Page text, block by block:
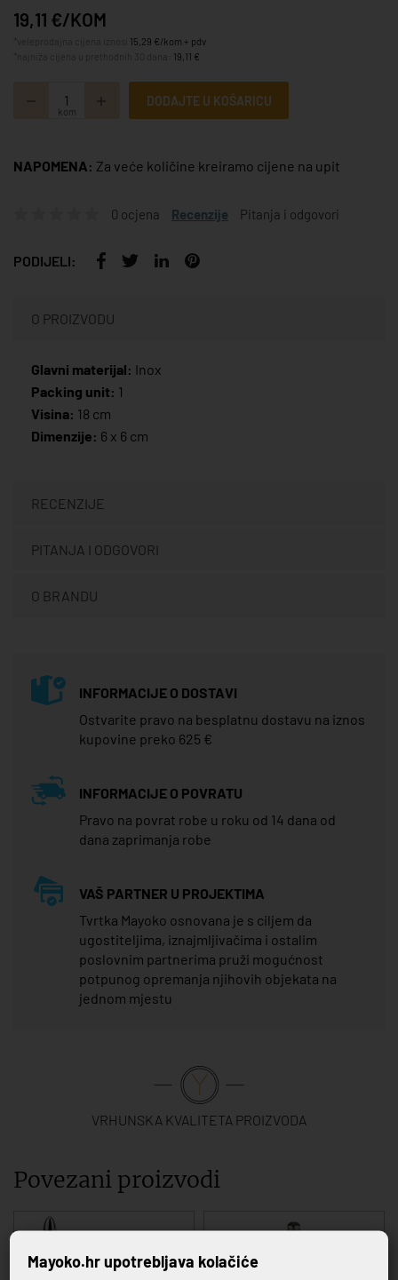
19,11 €/KOM
15,29 €/kom + pdv
19,11 €
kom
DODAJTE U KOŠARICU
NAPOMENA: Za veće količine kreiramo cijene na upit
0 ocjena Recenzije Pitanja i odgovori
PODIJELI:
O PROIZVODU
Glavni materijal: Inox
Packing unit: 1
Visina: 18 cm
Dimenzije: 6 x 6 cm
RECENZIJE
PITANJA I ODGOVORI
O BRANDU
INFORMACIJE O DOSTAVI
Ostvarite pravo na besplatnu dostavu na iznos
kupovine preko 625 €
INFORMACIJE O POVRATU
Pravo na povrat robe u roku od 14 dana od
dana zaprimanja robe
VAŠ PARTNER U PROJEKTIMA
Tvrtka Mayoko osnovana je s ciljem da
ugostiteljima, iznajmljivačima i ostalim
poslovnim partnerima pruži mogućnost
potpunog opremanja njihovih objekata na
jednom mjestu
VRHUNSKA KVALITETA PROIZVODA
Povezani proizvodi
Mayoko.hr upotrebljava kolačiće